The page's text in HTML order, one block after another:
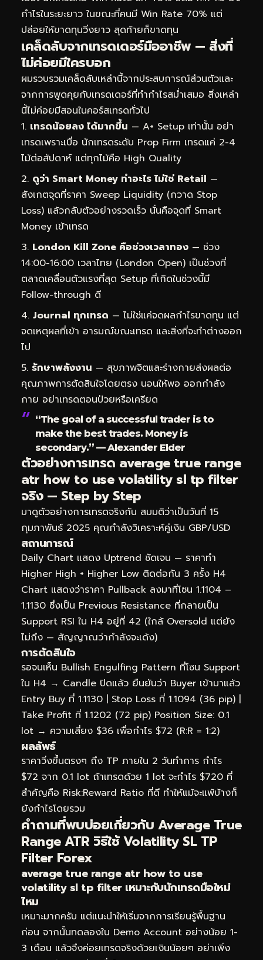
กำไรในระยะยาว ในขณะที่คนมี Win Rate 70% แต่
ปล่อยให้ขาดทุนวิ่งยาว สุดท้ายก็ขาดทุน
เคล็ดลับจากเทรดเดอร์มืออาชีพ — สิ่งที่
ไม่ค่อยมีใครบอก
ผมรวบรวมเคล็ดลับเหล่านี้จากประสบการณ์ส่วนตัวและ
จากการพูดคุยกับเทรดเดอร์ที่ทำกำไรสม่ำเสมอ สิ่งเหล่า
นี้ไม่ค่อยมีสอนในคอร์สเทรดทั่วไป
เทรดน้อยลง ได้มากขึ้น — A+ Setup เท่านั้น อย่า
เทรดเพราะเบื่อ นักเทรดระดับ Prop Firm เทรดแค่ 2-4
ไม้ต่อสัปดาห์ แต่ทุกไม้คือ High Quality
ดูว่า Smart Money ทำอะไร ไม่ใช่ Retail —
สังเกตจุดที่ราคา Sweep Liquidity (กวาด Stop
Loss) แล้วกลับตัวอย่างรวดเร็ว นั่นคือจุดที่ Smart
Money เข้าเทรด
London Kill Zone คือช่วงเวลาทอง — ช่วง
14:00-16:00 เวลาไทย (London Open) เป็นช่วงที่
ตลาดเคลื่อนตัวแรงที่สุด Setup ที่เกิดในช่วงนี้มี
Follow-through ดี
Journal ทุกเทรด — ไม่ใช่แค่จดผลกำไรขาดทุน แต่
จดเหตุผลที่เข้า อารมณ์ขณะเทรด และสิ่งที่จะทำต่างออก
ไป
รักษาพลังงาน — สุขภาพจิตและร่างกายส่งผลต่อ
คุณภาพการตัดสินใจโดยตรง นอนให้พอ ออกกำลัง
กาย อย่าเทรดตอนป่วยหรือเครียด
“The goal of a successful trader is to
make the best trades. Money is
secondary.” — Alexander Elder
ตัวอย่างการเทรด average true range
atr how to use volatility sl tp filter
จริง — Step by Step
มาดูตัวอย่างการเทรดจริงกัน สมมติว่าเป็นวันที่ 15
กุมภาพันธ์ 2025 คุณกำลังวิเคราะห์คู่เงิน GBP/USD
สถานการณ์
Daily Chart แสดง Uptrend ชัดเจน — ราคาทำ
Higher High + Higher Low ติดต่อกัน 3 ครั้ง H4
Chart แสดงว่าราคา Pullback ลงมาที่โซน 1.1104 –
1.1130 ซึ่งเป็น Previous Resistance ที่กลายเป็น
Support RSI ใน H4 อยู่ที่ 42 (ใกล้ Oversold แต่ยัง
ไม่ถึง — สัญญาณว่ากำลังจะเด้ง)
การตัดสินใจ
รอจนเห็น Bullish Engulfing Pattern ที่โซน Support
ใน H4 → Candle ปิดแล้ว ยืนยันว่า Buyer เข้ามาแล้ว
Entry Buy ที่ 1.1130 | Stop Loss ที่ 1.1094 (36 pip) |
Take Profit ที่ 1.1202 (72 pip) Position Size: 0.1
lot → ความเสี่ยง $36 เพื่อกำไร $72 (R:R = 1:2)
ผลลัพธ์
ราคาวิ่งขึ้นตรงๆ ถึง TP ภายใน 2 วันทำการ กำไร
$72 จาก 0.1 lot ถ้าเทรดด้วย 1 lot จะกำไร $720 ที่
สำคัญคือ Risk:Reward Ratio ที่ดี ทำให้แม้จะแพ้บ้างก็
ยังกำไรโดยรวม
คำถามที่พบบ่อยเกี่ยวกับ Average True
Range ATR วิธีใช้ Volatility SL TP
Filter Forex
average true range atr how to use
volatility sl tp filter เหมาะกับนักเทรดมือใหม่
ไหม
เหมาะมากครับ แต่แนะนำให้เริ่มจากการเรียนรู้พื้นฐาน
ก่อน จากนั้นทดลองใน Demo Account อย่างน้อย 1-
3 เดือน แล้วจึงค่อยเทรดจริงด้วยเงินน้อยๆ อย่าเพิ่ง